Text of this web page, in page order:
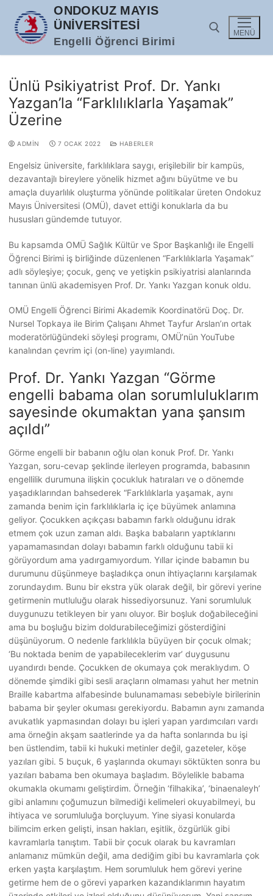
ONDOKUZ MAYIS
ÜNIVERSITESI
Engelli Öğrenci Birimi
MENÜ
Ünlü Psikiyatrist Prof. Dr. Yankı
Yazgan’la “Farklılıklarla Yaşamak”
Üzerine
ADMIN 7 OCAK 2022 HABERLER
Engelsiz üniversite, farklılıklara saygı, erişilebilir bir kampüs,
dezavantajlı bireylere yönelik hizmet ağını büyütme ve bu
amaçla duyarlılık oluşturma yönünde politikalar üreten Ondokuz
Mayıs Üniversitesi (OMÜ), davet ettiği konuklarla da bu
hususları gündemde tutuyor.
Bu kapsamda OMÜ Sağlık Kültür ve Spor Başkanlığı ile Engelli
Öğrenci Birimi iş birliğinde düzenlenen “Farklılıklarla Yaşamak”
adlı söyleşiye; çocuk, genç ve yetişkin psikiyatrisi alanlarında
tanınan ünlü akademisyen Prof. Dr. Yankı Yazgan konuk oldu.
OMÜ Engelli Öğrenci Birimi Akademik Koordinatörü Doç. Dr.
Nursel Topkaya ile Birim Çalışanı Ahmet Tayfur Arslan’ın ortak
moderatörlüğündeki söyleşi programı, OMÜ’nün YouTube
kanalından çevrim içi (on-line) yayımlandı.
Prof. Dr. Yankı Yazgan “Görme
engelli babama olan sorumluluklarım
sayesinde okumaktan yana şansım
açıldı”
Görme engelli bir babanın oğlu olan konuk Prof. Dr. Yankı
Yazgan, soru-cevap şeklinde ilerleyen programda, babasının
engellilik durumuna ilişkin çocukluk hatıraları ve o dönemde
yaşadıklarından bahsederek “Farklılıklarla yaşamak, aynı
zamanda benim için farklılıklarla iç içe büyümek anlamına
geliyor. Çocukken açıkçası babamın farklı olduğunu idrak
etmem çok uzun zaman aldı. Başka babaların yaptıklarını
yapamamasından dolayı babamın farklı olduğunu tabii ki
görüyordum ama yadırgamıyordum. Yıllar içinde babamın bu
durumunu düşünmeye başladıkça onun ihtiyaçlarını karşılamak
zorundaydım. Bunu bir ekstra yük olarak değil, bir görevi yerine
getirmenin mutluluğu olarak hissediyorsunuz. Yani sorumluluk
duygunuzu tetikleyen bir yanı oluyor. Bir boşluk doğabileceğini
ama bu boşluğu bizim doldurabileceğimizi gösterdiğini
düşünüyorum. O nedenle farklılıkla büyüyen bir çocuk olmak;
‘Bu noktada benim de yapabileceklerim var’ duygusunu
uyandırdı bende. Çocukken de okumaya çok meraklıydım. O
dönemde şimdiki gibi sesli araçların olmaması yahut her metnin
Braille kabartma alfabesinde bulunamaması sebebiyle birilerinin
babama bir şeyler okuması gerekiyordu. Babamın aynı zamanda
avukatlık yapmasından dolayı bu işleri yapan yardımcıları vardı
ama örneğin akşam saatlerinde ya da hafta sonlarında bu işi
ben üstlendim, tabii ki hukuki metinler değil, gazeteler, köşe
yazıları gibi. 5 buçuk, 6 yaşlarında okumayı söktükten sonra bu
yazıları babama ben okumaya başladım. Böylelikle babama
okumakla okumamı geliştirdim. Örneğin ‘filhakika’, ‘binaenaleyh’
gibi anlamını çoğumuzun bilmediği kelimeleri okuyabilmeyi, bu
ihtiyaca ve sorumluluğa borçluyum. Yine siyasi konularda
bilimcim erken gelişti, insan hakları, eşitlik, özgürlük gibi
kavramlarla tanıştım. Tabii bir çocuk olarak bu kavramları
anlamanız mümkün değil, ama dediğim gibi bu kavramlarla çok
erken yaşta karşılaştım. Hem sorumluluk hem görevi yerine
getirme hem de o görevi yaparken kazandıklarımın hayatım